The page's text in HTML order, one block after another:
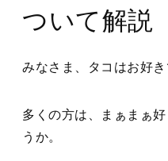
ついて解説
みなさま、タコはお好き
多くの方は、まぁまぁ
うか。